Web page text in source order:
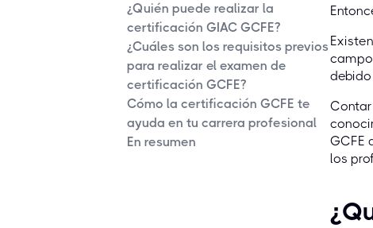
¿Quién puede realizar la
certificación GIAC GCFE?
¿Cuáles son los requisitos previos
para realizar el examen de
certificación GCFE?
Cómo la certificación GCFE te
ayuda en tu carrera profesional
En resumen
GCFE
los